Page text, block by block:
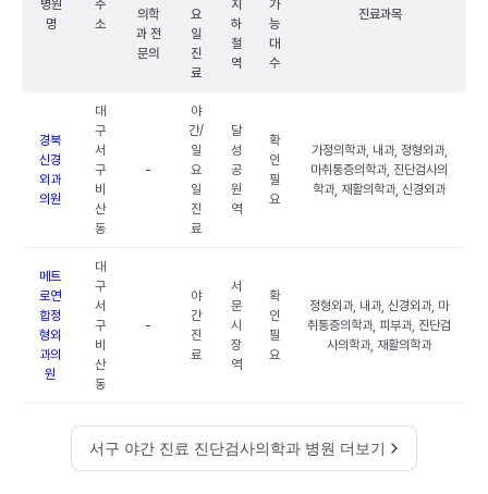
병원
명
주
소
의학
과 전
문의
요
일
진
료
지
하
철
역
가
능
대
수
진료과목
경북
신경
외과
의원
대
구
서
구
비
산
동
-
야
간/
일
요
일
진
료
달
성
공
원
역
확
인
필
요
가정의학과, 내과, 정형외과,
마취통증의학과, 진단검사의
학과, 재활의학과, 신경외과
메트
로연
합정
형외
과의
원
대
구
서
구
비
산
동
-
야
간
진
료
서
문
시
장
역
확
인
필
요
정형외과, 내과, 신경외과, 마
취통증의학과, 피부과, 진단검
사의학과, 재활의학과
서구 야간 진료 진단검사의학과 병원 더보기